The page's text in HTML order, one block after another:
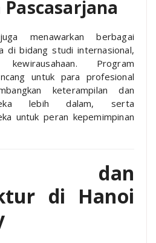
menawarkan berbagai
di bidang studi internasional,
Program
untuk para profesional
keterampilan dan
lebih dalam, serta
untuk peran kepemimpinan
dan
di Hanoi